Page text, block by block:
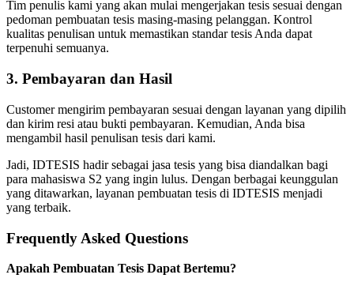
Tim penulis kami yang akan mulai mengerjakan tesis sesuai dengan
pedoman pembuatan tesis masing-masing pelanggan. Kontrol
kualitas penulisan untuk memastikan standar tesis Anda dapat
terpenuhi semuanya.
3. Pembayaran dan Hasil
Customer mengirim pembayaran sesuai dengan layanan yang dipilih
dan kirim resi atau bukti pembayaran. Kemudian, Anda bisa
mengambil hasil penulisan tesis dari kami.
Jadi, IDTESIS hadir sebagai jasa tesis yang bisa diandalkan bagi
para mahasiswa S2 yang ingin lulus. Dengan berbagai keunggulan
yang ditawarkan, layanan pembuatan tesis di IDTESIS menjadi
yang terbaik.
Frequently Asked Questions
Apakah Pembuatan Tesis Dapat Bertemu?